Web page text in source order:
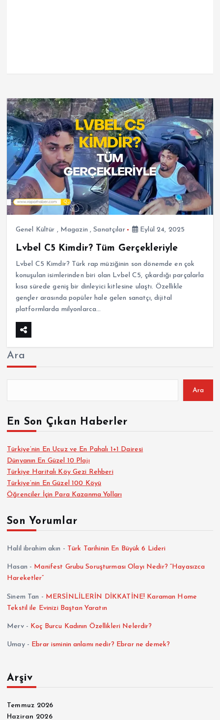
Genel Kültür , Magazin ,Sanatçılar Eylül 24, 2025
Lvbel C5 Kimdir? Tüm Gerçekleriyle
Lvbel C5 Kimdir? Türk rap müziğinin son dönemde en çok
konuşulan isimlerinden biri olan Lvbel C5, çıkardığı parçalarla
kısa sürede geniş bir dinleyici kitlesine ulaştı. Özellikle
gençler arasında popüler hale gelen sanatçı, dijital
platformlarda milyonlarca…
Ara
Ara
En Son Çıkan Haberler
Türkiye’nin En Ucuz ve En Pahalı 1+1 Dairesi
Dünyanın En Güzel 10 Plajı
Türkiye Haritalı Köy Gezi Rehberi
Türkiye’nin En Güzel 100 Köyü
Öğrenciler İçin Para Kazanma Yolları
Son Yorumlar
Halil ibrahim akın - Türk Tarihinin En Büyük 6 Lideri
Hasan - Manifest Grubu Soruşturması Olayı Nedir? “Hayasızca
Hareketler”
Sinem Tan - MERSİNLİLERİN DİKKATİNE! Karaman Home
Tekstil ile Evinizi Baştan Yaratın
Merv- Koç Burcu Kadının Özellikleri Nelerdir?
Umay- Ebrar isminin anlamı nedir? Ebrar ne demek?
Arşiv
Temmuz 2026
Haziran 2026